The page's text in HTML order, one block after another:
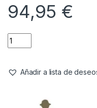
94,95 €
Añadir a lista de